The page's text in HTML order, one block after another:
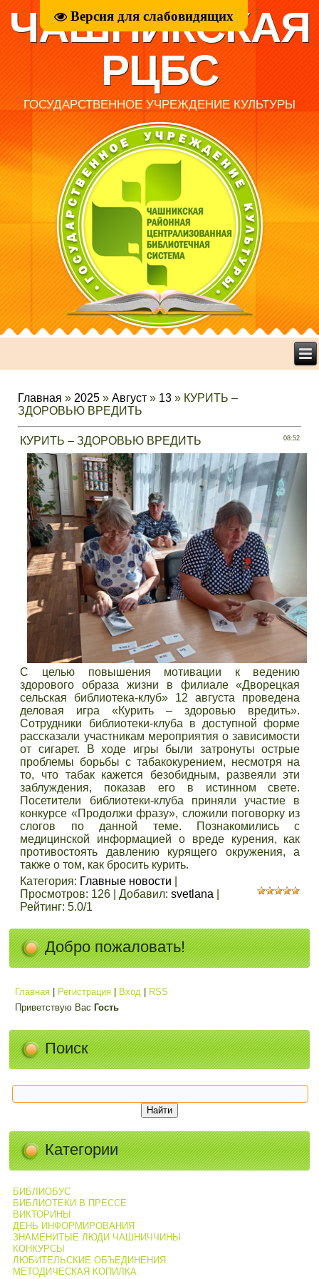
Версия для слабовидящих
ЧАШНИКСКАЯ
РЦБС
ГОСУДАРСТВЕННОЕ УЧРЕЖДЕНИЕ КУЛЬТУРЫ
Главная » 2025 » Август » 13 » КУРИТЬ –
ЗДОРОВЬЮ ВРЕДИТЬ
08:52
КУРИТЬ – ЗДОРОВЬЮ ВРЕДИТЬ
С целью повышения мотивации к ведению
здорового образа жизни в филиале «Дворецкая
сельская библиотека-клуб» 12 августа проведена
деловая игра «Курить – здоровью вредить».
Сотрудники библиотеки-клуба в доступной форме
рассказали участникам мероприятия о зависимости
от сигарет. В ходе игры были затронуты острые
проблемы борьбы с табакокурением, несмотря на
то, что табак кажется безобидным, развеяли эти
заблуждения, показав его в истинном свете.
Посетители библиотеки-клуба приняли участие в
конкурсе «Продолжи фразу», сложили поговорку из
слогов по данной теме. Познакомились с
медицинской информацией о вреде курения, как
противостоять давлению курящего окружения, а
также о том, как бросить курить.
Категория: Главные новости
Просмотров: 126 |Добавил: svetlana
Рейтинг: 5.0/1
Добро пожаловать!
Главная Регистрация Вход
RSS
Приветствую Вас Гость
Поиск
Категории
БИБЛИОБУС
БИБЛИОТЕКИ В ПРЕССЕ
ВИКТОРИНЫ
ДЕНЬ ИНФОРМИРОВАНИЯ
ЗНАМЕНИТЫЕ ЛЮДИ ЧАШНИЧЧИНЫ
КОНКУРСЫ
ЛЮБИТЕЛЬСКИЕ ОБЪЕДИНЕНИЯ
МЕТОДИЧЕСКАЯ КОПИЛКА